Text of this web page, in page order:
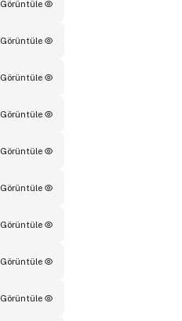
Görüntüle
Görüntüle
Görüntüle
Görüntüle
Görüntüle
Görüntüle
Görüntüle
Görüntüle
Görüntüle